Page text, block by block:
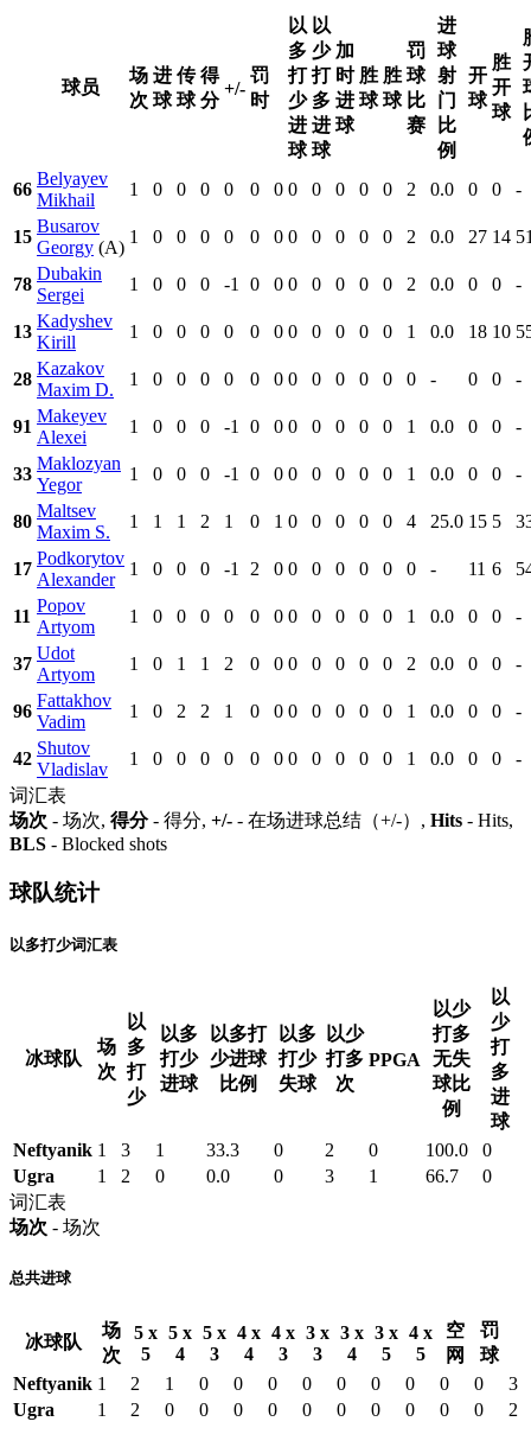
球员
场
次
进
球
传
球
得
分
+/-
罚
时
以
多
打
少
进
球
以
少
打
多
进
球
加
时
进
球
胜
球
胜
球
罚
球
比
赛
进
球
射
门
比
例
开
球
胜
开
球
66
Belyayev
Mikhail
1 0 0 0 0 0 0 0 0 0 0 0 2 0.0 0 0 -
15
Busarov
Georgy (A)
1 0 0 0 0 0 0 0 0 0 0 0 2 0.0 27 14
78
Dubakin
Sergei
1 0 0 0 -1 0 0 0 0 0 0 0 2 0.0 0 0 -
13
Kadyshev
Kirill
1 0 0 0 0 0 0 0 0 0 0 0 1 0.0 18 10
28
Kazakov
Maxim D.
1 0 0 0 0 0 0 0 0 0 0 0 0 - 0 0 -
91
Makeyev
Alexei
1 0 0 0 -1 0 0 0 0 0 0 0 1 0.0 0 0 -
33
Maklozyan
Yegor
1 0 0 0 -1 0 0 0 0 0 0 0 1 0.0 0 0 -
80
Maltsev
Maxim S.
1 1 1 2 1 0 1 0 0 0 0 0 4 25.0 15 5
17
Podkorytov
Alexander
1 0 0 0 -1 2 0 0 0 0 0 0 0 - 11 6
11
Popov
Artyom
1 0 0 0 0 0 0 0 0 0 0 0 1 0.0 0 0 -
37
Udot
Artyom
1 0 1 1 2 0 0 0 0 0 0 0 2 0.0 0 0 -
96
Fattakhov
Vadim
1 0 2 2 1 0 0 0 0 0 0 0 1 0.0 0 0 -
42
Shutov
Vladislav
1 0 0 0 0 0 0 0 0 0 0 0 1 0.0 0 0
-
词汇表
场次 - 场次, 得分- 得分, +/- - 在场进球总结（+/-）, Hits - Hits,
BLS - Blocked shots
球队统计
以多打少词汇表
冰球队
场
次
以
多
打
少
以多
打少
进球
以多打
少进球
比例
以多
打少
失球
以少
打多
次
PPGA
以少
打多
无失
球比
例
以
少
打
多
进
球
Neftyanik 1 3 1 33.3 0 2 0 100.0
0
Ugra
1 2 0 0.0 0 3 1 66.7
0
词汇表
场次 - 场次
总共进球
冰球队
场
次
5 x
5
5 x
4
5 x
3
4 x
4
4 x
3
3 x
3
3 x
4
3 x
5
4 x
5
空
网
罚
球
Neftyanik 1 2 1 0 0 0 0 0 0 0 0 0
3
Ugra
1 2 0 0 0 0 0 0 0 0 0 0 2